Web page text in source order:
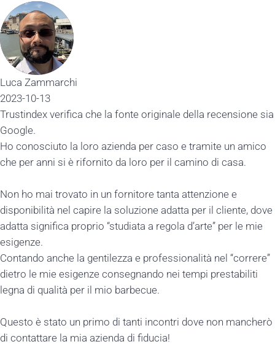
verifica che la fonte originale della recensione sia
la loro azienda per caso e tramite un amico
si è rifornito da loro per il camino di casa.
trovato in un fornitore tanta attenzione e
nel capire la soluzione adatta per il cliente, dove
proprio “studiata a regola d’arte” per le mie
anche la gentilezza e professionalità nel “correre”
esigenze consegnando nei tempi prestabiliti
per il mio barbecue.
stato un primo di tanti incontri dove non mancherò
la mia azienda di fiducia!